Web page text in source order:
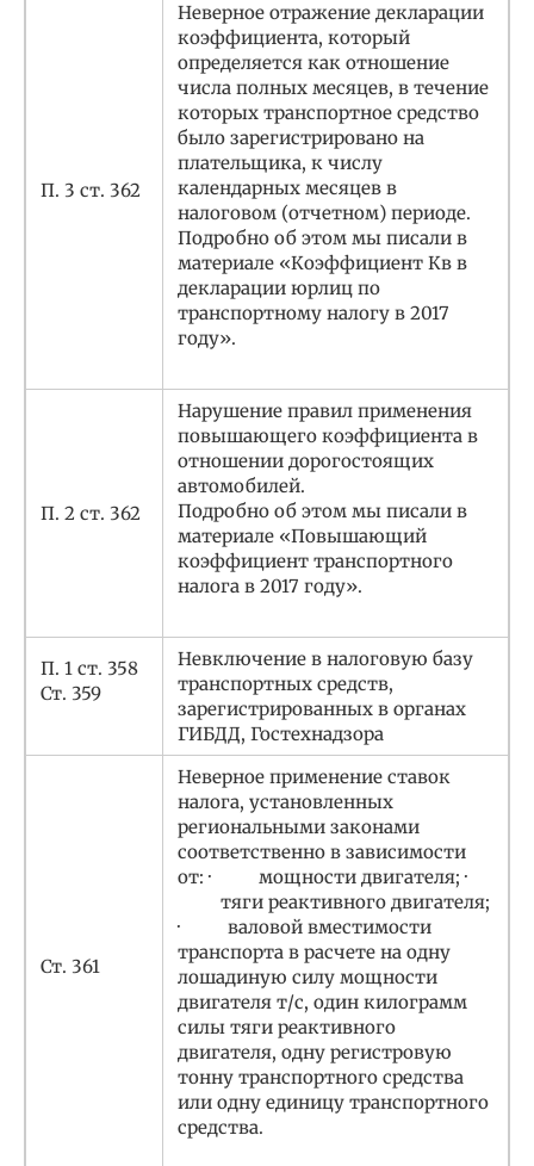
П. 3 ст. 362
Неверное отражение декларации
коэффициента, который
определяется как отношение
числа полных месяцев, в течение
которых транспортное средство
было зарегистрировано на
плательщика, к числу
календарных месяцев в
налоговом (отчетном) периоде.
Подробно об этом мы писали в
материале «Коэффициент Кв в
декларации юрлиц по
транспортному налогу в 2017
году».
П. 2 ст. 362
Нарушение правил применения
повышающего коэффициента в
отношении дорогостоящих
автомобилей.
Подробно об этом мы писали в
материале «Повышающий
коэффициент транспортного
налога в 2017 году».
П. 1 ст. 358
Ст. 359
Невключение в налоговую базу
транспортных средств,
зарегистрированных в органах
ГИБДД, Гостехнадзора
Ст. 361
Неверное применение ставок
налога, установленных
региональными законами
соответственно в зависимости
от: · мощности двигателя; ·
тяги реактивного двигателя;
· валовой вместимости
транспорта в расчете на одну
лошадиную силу мощности
двигателя т/с, один килограмм
силы тяги реактивного
двигателя, одну регистровую
тонну транспортного средства
или одну единицу транспортного
средства.